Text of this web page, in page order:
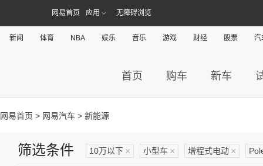
网易首页 应用 无障碍浏览
新闻 体育 NBA 娱乐 音乐 游戏 财经 股票 汽
首页 购车 新车
网易首页 > 网易汽车 > 新能源
筛选条件 10万以下 × 小型车 × 增程式电动 ×